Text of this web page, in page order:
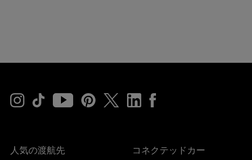
人気の渡航先 コネクテッドカー